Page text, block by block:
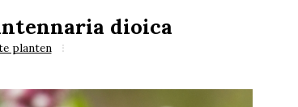
dioica
planten